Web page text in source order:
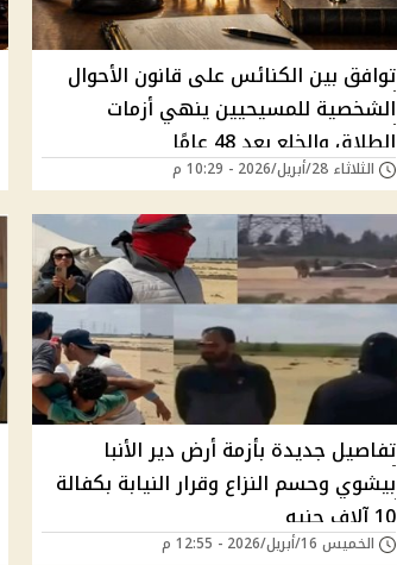
توافق بين الكنائس على قانون الأحوال
الشخصية للمسيحيين ينهي أزمات
الطلاق والخلع بعد 48 عامًا
الثلاثاء 28/أبريل/2026 - 10:29 م
تفاصيل جديدة بأزمة أرض دير الأنبا
بيشوي وحسم النزاع وقرار النيابة بكفالة
10 آلاف جنيه
الخميس 16/أبريل/2026 - 12:55 م